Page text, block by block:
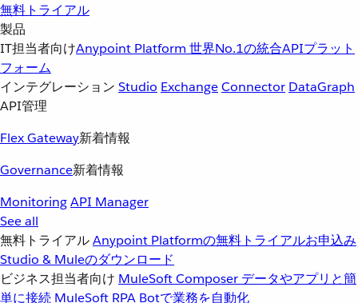
無料トライアル
製品
IT担当者向けAnypoint Platform 世界No.1の統合APIプラット
フォーム
インテグレーション Studio ExchangeConnector DataGraph
API管理
Flex Gateway新着情報
Governance新着情報
MonitoringAPI Manager
See all
無料トライアルAnypoint Platformの無料トライアルお申込み
Studio & Muleのダウンロード
ビジネス担当者向け MuleSoft Composer データやアプリと簡
単に接続 MuleSoft RPA Botで業務を自動化